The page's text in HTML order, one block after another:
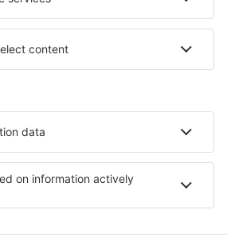
beach Cazare in Porta del Sol